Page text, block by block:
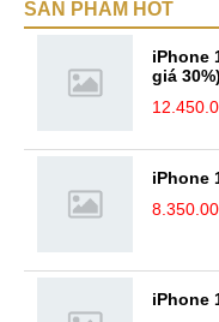
SẢN PHẨM HOT
iPhone
giá 30%)
iPhone
iPhone